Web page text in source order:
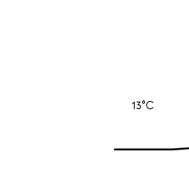
13°C